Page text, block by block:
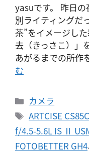
yasuです。 昨日
別ライティングだ
茶”をイメージし
去（きっさこ）」
あがるまでの所
む
カ
テ
ゴ
リ
ー
カメラ
タ
グ
ARTCISE
f/4.5-5.6L IS Ⅱ
FOTOBETTER GH4